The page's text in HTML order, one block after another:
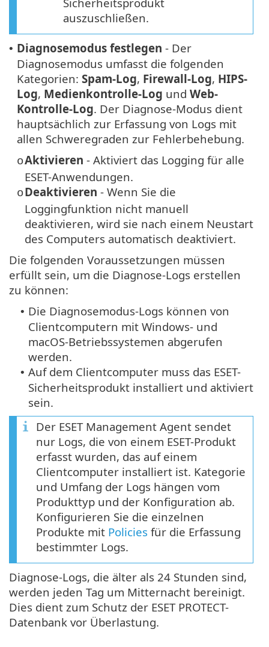
auszuschließen.
• Diagnosemodus festlegen - Der
Diagnosemodus umfasst die folgenden
Kategorien: Spam-Log, Firewall-Log, HIPS-
Log, Medienkontrolle-Log und Web-
Kontrolle-Log. Der Diagnose-Modus dient
hauptsächlich zur Erfassung von Logs mit
allen Schweregraden zur Fehlerbehebung.
oAktivieren - Aktiviert das Logging für alle
ESET-Anwendungen.
oDeaktivieren - Wenn Sie die
Loggingfunktion nicht manuell
deaktivieren, wird sie nach einem Neustart
des Computers automatisch deaktiviert.
Die folgenden Voraussetzungen müssen
erfüllt sein, um die Diagnose-Logs erstellen
zu können:
• Die Diagnosemodus-Logs können von
Clientcomputern mit Windows- und
macOS-Betriebssystemen abgerufen
werden.
• Auf dem Clientcomputer muss das ESET-
Sicherheitsprodukt installiert und aktiviert
sein.
Der ESET Management Agent sendet
nur Logs, die von einem ESET-Produkt
erfasst wurden, das auf einem
Clientcomputer installiert ist. Kategorie
und Umfang der Logs hängen vom
Produkttyp und der Konfiguration ab.
Konfigurieren Sie die einzelnen
Produkte mit Policies für die Erfassung
bestimmter Logs.
Diagnose-Logs, die älter als 24 Stunden sind,
werden jeden Tag um Mitternacht bereinigt.
Dies dient zum Schutz der ESET PROTECT-
Datenbank vor Überlastung.